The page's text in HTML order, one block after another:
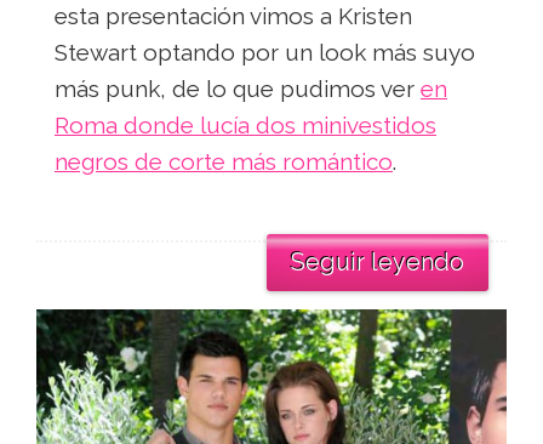
esta presentación vimos a Kristen
Stewart optando por un look más suyo
más punk, de lo que pudimos ver en
Roma donde lucía dos minivestidos
negros de corte más romántico.
Seguir leyendo